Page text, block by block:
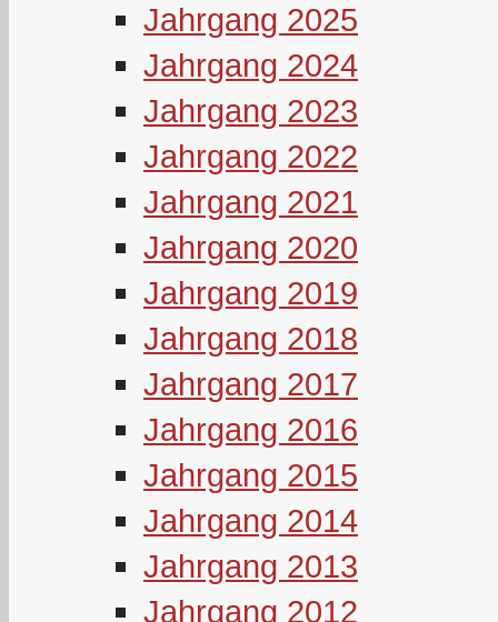
Jahrgang 2025
Jahrgang 2024
Jahrgang 2023
Jahrgang 2022
Jahrgang 2021
Jahrgang 2020
Jahrgang 2019
Jahrgang 2018
Jahrgang 2017
Jahrgang 2016
Jahrgang 2015
Jahrgang 2014
Jahrgang 2013
Jahrgang 2012